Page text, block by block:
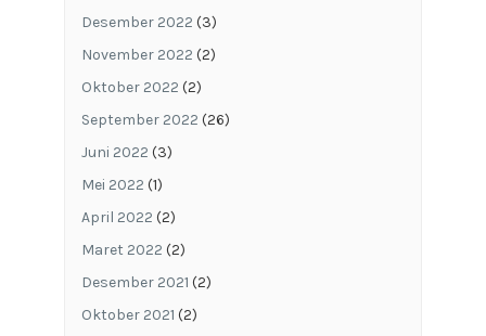
Desember 2022 (3)
November 2022 (2)
Oktober 2022 (2)
September 2022 (26)
Juni 2022 (3)
Mei 2022 (1)
April 2022 (2)
Maret 2022 (2)
Desember 2021 (2)
Oktober 2021 (2)